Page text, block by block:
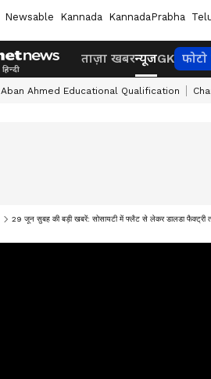
Newsable Kannada KannadaPrabha
ताज़ा खबरन्यूजGK
Aban Ahmed Educational Qualification
29 जून सुबह की बड़ी खबरें: सोसायटी में फ्लैट से लेकर डालडा फैक्ट्री